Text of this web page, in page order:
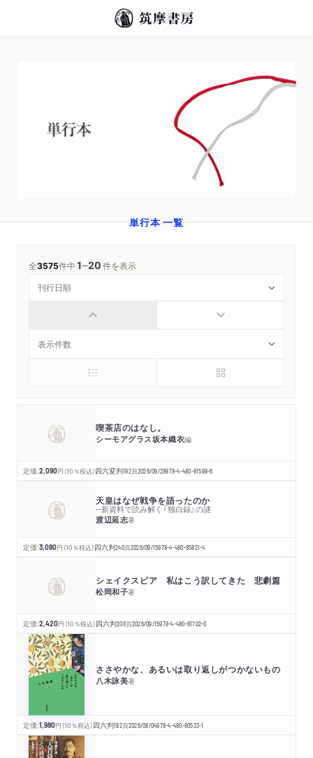
単行本 一覧
全3575件中1─20件を表示
喫茶店のはなし。
シーモアグラス坂本織衣編
定価:2,090円 （10％税込）四六変判192頁2026/09/28978-4-480-81599-6
天皇はなぜ戦争を語ったのか
─新資料で読み解く『独白録』の謎
渡辺延志著
定価:3,080円 （10％税込）四六判240頁2026/09/15978-4-480-85821-4
シェイクスピア 私はこう訳してきた 悲劇篇
松岡和子著
定価:2,420円 （10％税込）四六判208頁2026/09/15978-4-480-81702-0
ささやかな、あるいは取り返しがつかないもの
八木詠美著
定価:1,980円 （10％税込）四六判192頁2026/08/04978-4-480-80533-1